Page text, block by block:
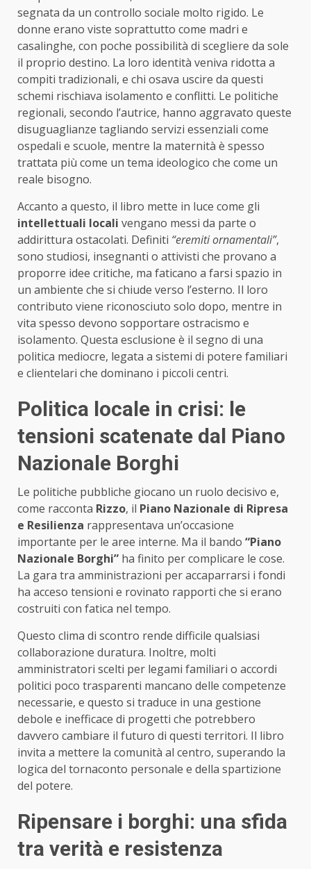
segnata da un controllo sociale molto rigido. Le
donne erano viste soprattutto come madri e
casalinghe, con poche possibilità di scegliere da sole
il proprio destino. La loro identità veniva ridotta a
compiti tradizionali, e chi osava uscire da questi
schemi rischiava isolamento e conflitti. Le politiche
regionali, secondo l’autrice, hanno aggravato queste
disuguaglianze tagliando servizi essenziali come
ospedali e scuole, mentre la maternità è spesso
trattata più come un tema ideologico che come un
reale bisogno.
Accanto a questo, il libro mette in luce come gli
intellettuali locali vengano messi da parte o
addirittura ostacolati. Definiti “eremiti ornamentali”,
sono studiosi, insegnanti o attivisti che provano a
proporre idee critiche, ma faticano a farsi spazio in
un ambiente che si chiude verso l’esterno. Il loro
contributo viene riconosciuto solo dopo, mentre in
vita spesso devono sopportare ostracismo e
isolamento. Questa esclusione è il segno di una
politica mediocre, legata a sistemi di potere familiari
e clientelari che dominano i piccoli centri.
Politica locale in crisi: le
tensioni scatenate dal Piano
Nazionale Borghi
Le politiche pubbliche giocano un ruolo decisivo e,
come racconta Rizzo, il Piano Nazionale di Ripresa
e Resilienza rappresentava un’occasione
importante per le aree interne. Ma il bando “Piano
Nazionale Borghi” ha finito per complicare le cose.
La gara tra amministrazioni per accaparrarsi i fondi
ha acceso tensioni e rovinato rapporti che si erano
costruiti con fatica nel tempo.
Questo clima di scontro rende difficile qualsiasi
collaborazione duratura. Inoltre, molti
amministratori scelti per legami familiari o accordi
politici poco trasparenti mancano delle competenze
necessarie, e questo si traduce in una gestione
debole e inefficace di progetti che potrebbero
davvero cambiare il futuro di questi territori. Il libro
invita a mettere la comunità al centro, superando la
logica del tornaconto personale e della spartizione
del potere.
Ripensare i borghi: una sfida
tra verità e resistenza